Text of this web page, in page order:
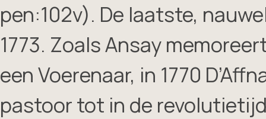
pen:102v). De laatste,
1773. Zoals Ansay
een Voerenaar, in 1770
pastoor tot in de